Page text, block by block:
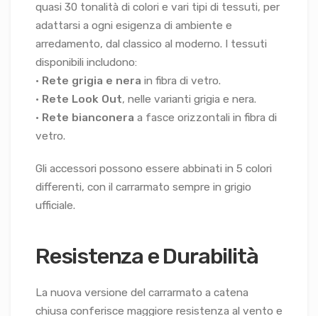
quasi 30 tonalità di colori e vari tipi di tessuti, per
adattarsi a ogni esigenza di ambiente e
arredamento, dal classico al moderno. I tessuti
disponibili includono:
• Rete grigia e nera in fibra di vetro.
• Rete Look Out, nelle varianti grigia e nera.
• Rete bianconera a fasce orizzontali in fibra di
vetro.
Gli accessori possono essere abbinati in 5 colori
differenti, con il carrarmato sempre in grigio
ufficiale.
Resistenza e Durabilità
La nuova versione del carrarmato a catena
chiusa conferisce maggiore resistenza al vento e